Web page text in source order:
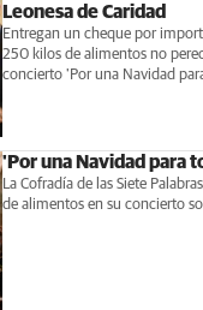
Leonesa de Caridad
Entregan un cheque por
250 kilos de alimentos no
concierto 'Por una Navidad
'Por una Navidad para
La Cofradía de las Siete
de alimentos en su concierto